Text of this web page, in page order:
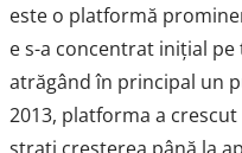
este o platformă
e s-a concentrat inițial
atrăgând în principal un
2013, platforma a
strați creșterea până la